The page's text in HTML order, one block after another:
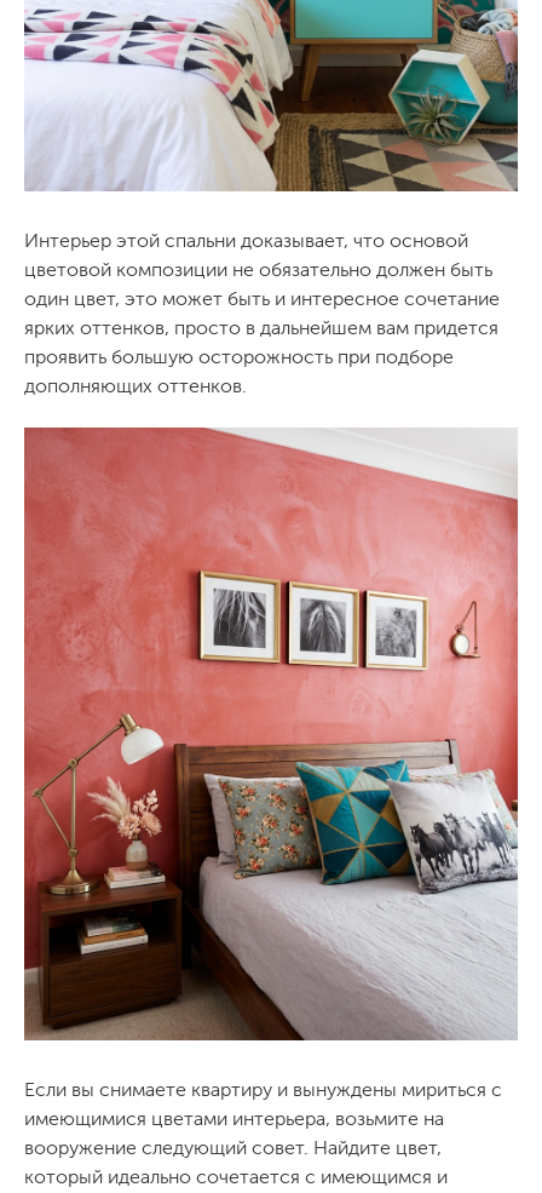
Интерьер этой спальни доказывает, что основой
цветовой композиции не обязательно должен быть
один цвет, это может быть и интересное сочетание
ярких оттенков, просто в дальнейшем вам придется
проявить большую осторожность при подборе
дополняющих оттенков.
Если вы снимаете квартиру и вынуждены мириться с
имеющимися цветами интерьера, возьмите на
вооружение следующий совет. Найдите цвет,
который идеально сочетается с имеющимся и